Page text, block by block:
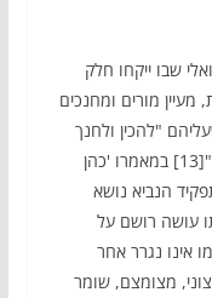
שבו ייקחו חלק
מעיין מורים ומחנכים
"להכין ולחנך
רוח העם לתחיתו הלאומית בארץ אבותינו."[13] במאמרו 'כהן
הנביא נושא
עושה רושם על
אינו נגרר אחר
מצומצם, שומר